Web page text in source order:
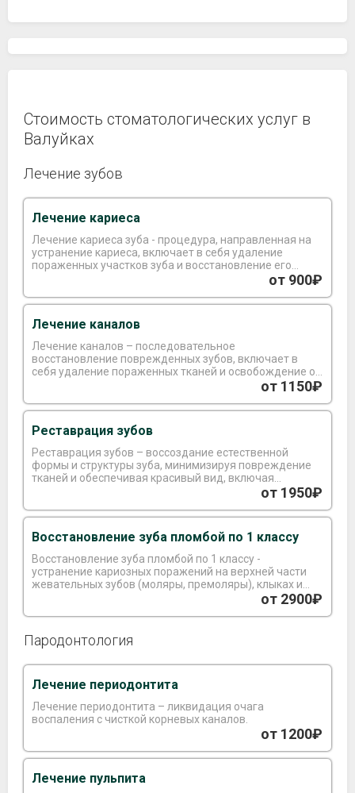
Стоимость стоматологических услуг в
Валуйках
Лечение зубов
Лечение кариеса
Лечение кариеса зуба - процедура, направленная на
устранение кариеса, включает в себя удаление
пораженных участков зуба и восстановление его
формы с использованием специального материала.
от 900₽
Лечение каналов
Лечение каналов – последовательное
восстановление поврежденных зубов, включает в
себя удаление пораженных тканей и освобождение от
микроорганизмов. После проведения дезинфекции
запломбирование, что может потребовать от 2 до 3
от 1150₽
Реставрация зубов
Реставрация зубов – воссоздание естественной
формы и структуры зуба, минимизируя повреждение
тканей и обеспечивая красивый вид, включая
от 1950₽
Восстановление зуба пломбой по 1 классу
Восстановление зуба пломбой по 1 классу -
устранение кариозных поражений на верхней части
жевательных зубов (моляры, премоляры), клыках и
от 2900₽
Пародонтология
Лечение периодонтита
Лечение периодонтита – ликвидация очага
воспаления с чисткой корневых каналов.
от 1200₽
Лечение пульпита